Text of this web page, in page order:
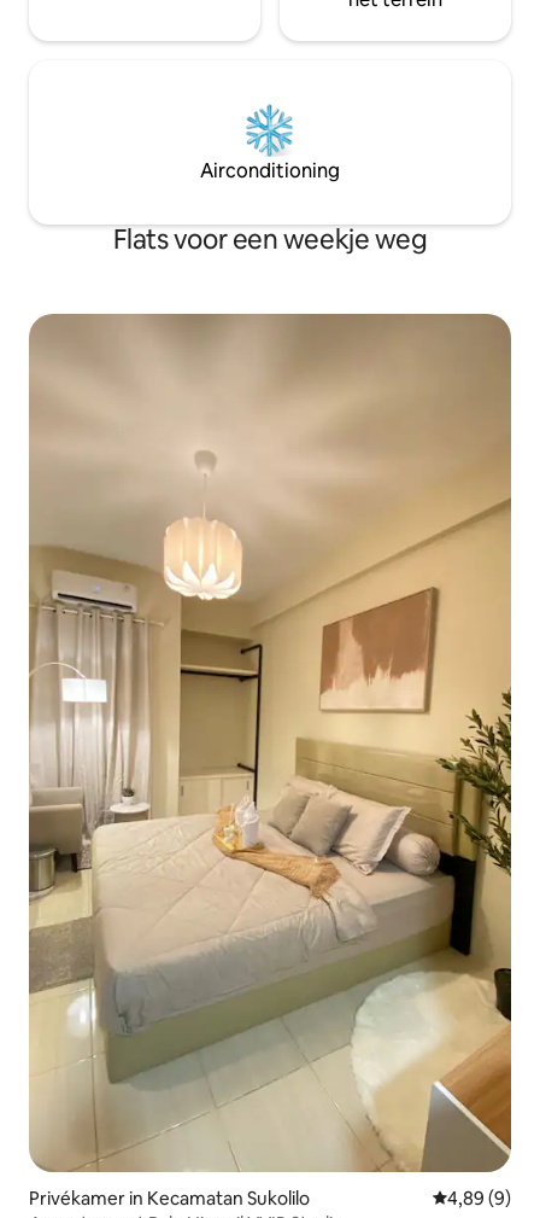
Airconditioning
Flats voor een weekje weg
Privékamer in Kecamatan Sukolilo Gemiddelde
4,89 (9)